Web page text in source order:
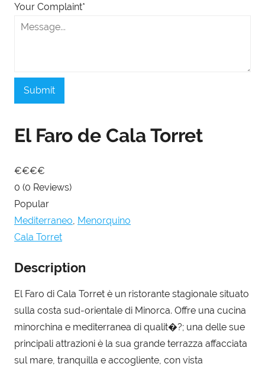
Your Complaint*
Submit
El Faro de Cala Torret
€€€€
0 (0 Reviews)
Popular
Mediterraneo, Menorquino
Cala Torret
Description
El Faro di Cala Torret è un ristorante stagionale situato
sulla costa sud-orientale di Minorca. Offre una cucina
minorchina e mediterranea di qualit�?; una delle sue
principali attrazioni è la sua grande terrazza affacciata
sul mare, tranquilla e accogliente, con vista